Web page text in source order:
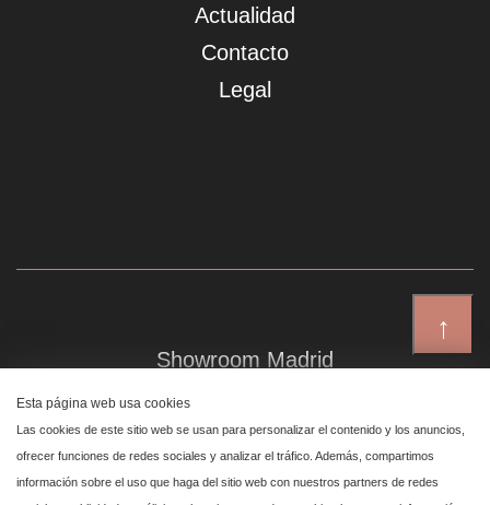
↑
Actualidad
Contacto
Legal
Showroom Madrid
Plaza de Canalejas 6, 4 izq
Centro, 28014 Madrid
Esta página web usa cookies
Las cookies de este sitio web se usan para personalizar el contenido y los anuncios,
ofrecer funciones de redes sociales y analizar el tráfico. Además, compartimos
información sobre el uso que haga del sitio web con nuestros partners de redes